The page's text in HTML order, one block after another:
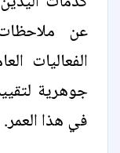
عن
الفعاليات
جوهرية
في هذا العمر.